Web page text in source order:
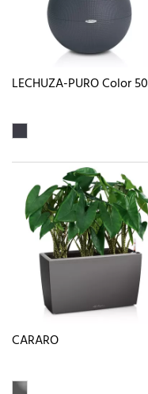
LECHUZA-PURO Color 50
CARARO